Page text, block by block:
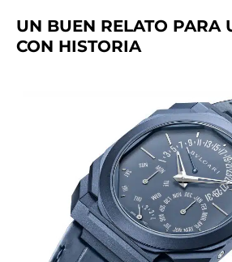
UN BUEN RELATO PARA
CON HISTORIA